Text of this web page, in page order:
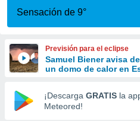
a este
las
y
forma
digital
basada
Sensación de 9°
Previsión para el eclipse
Samuel Biener avisa
un domo de calor en
¡Descarga GRATIS la
Meteored!